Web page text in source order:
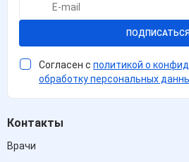
Согласен с политикой о
обработку персональных
Контакты
Врачи